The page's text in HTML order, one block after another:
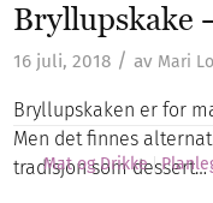
Bryllupskake
16 juli, 2018 / av Mari
Bryllupskaken er for
Men det finnes
tradisjon som dessert…
Mat og Drikke